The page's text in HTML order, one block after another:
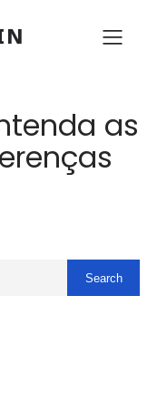
as
Search